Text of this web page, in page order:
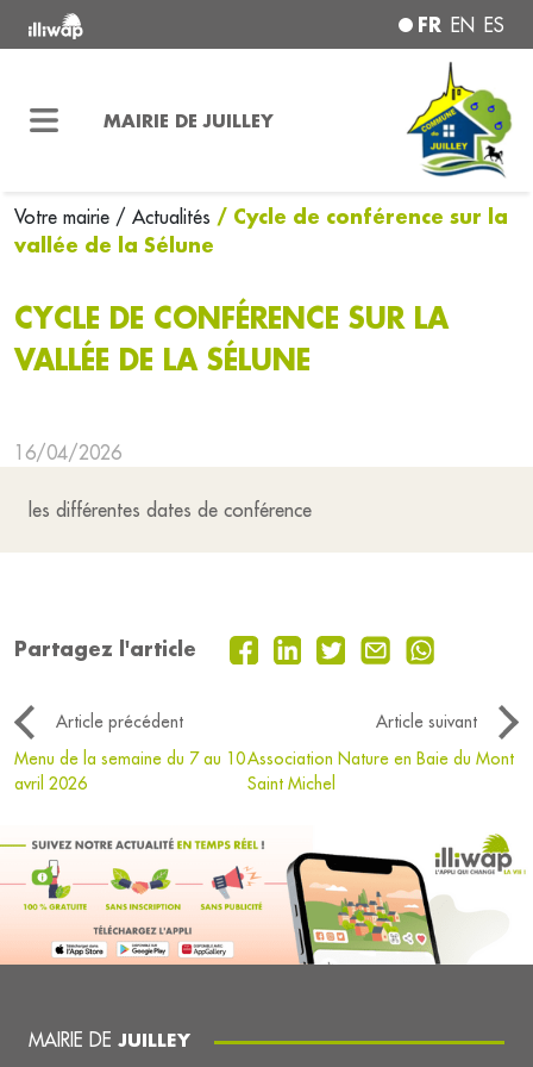
FR EN ES
MAIRIE DE JUILLEY
Votre mairie / Actualités / Cycle de conférence sur la
vallée de la Sélune
CYCLE DE CONFÉRENCE SUR LA
VALLÉE DE LA SÉLUNE
16/04/2026
les différentes dates de conférence
Partagez l'article
Article précédent
Article suivant
Menu de la semaine du 7 au 10
avril 2026
Association Nature en Baie du Mont
Saint Michel
MAIRIE DE JUILLEY